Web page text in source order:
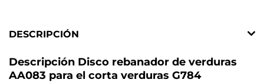
DESCRIPCIÓN
Descripción Disco rebanador de verduras
AA083 para el corta verduras G784